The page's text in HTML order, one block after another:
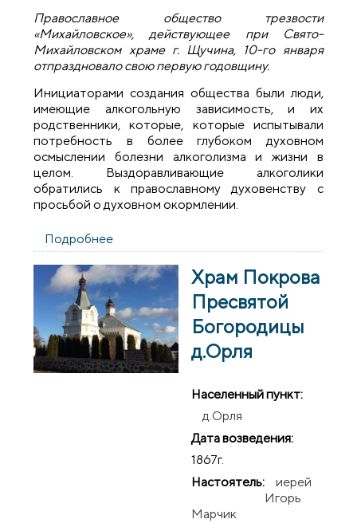
Православное общество трезвости
«Михайловское», действующее при Свято-
Михайловском храме г. Щучина, 10-го января
отпраздновало свою первую годовщину.
Инициаторами создания общества были люди,
имеющие алкогольную зависимость, и их
родственники, которые, которые испытывали
потребность в более глубоком духовном
осмыслении болезни алкоголизма и жизни в
целом. Выздоравливающие алкоголики
обратились к православному духовенству с
просьбой о духовном окормлении.
Подробнее
трезвости «Михайловское»
Храм Покрова
Пресвятой
Богородицы
д.Орля
Населенный пункт:
д.Орля
Дата возведения:
1867г.
Настоятель:
иерей
Игорь
Марчик